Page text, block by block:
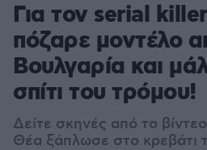
Για τον serial
πόζαρε μοντέλο
Βουλγαρία και
σπίτι του τρόμου!
Δείτε σκηνές από το
Θέα ξάπλωσε στο κρεβάτι